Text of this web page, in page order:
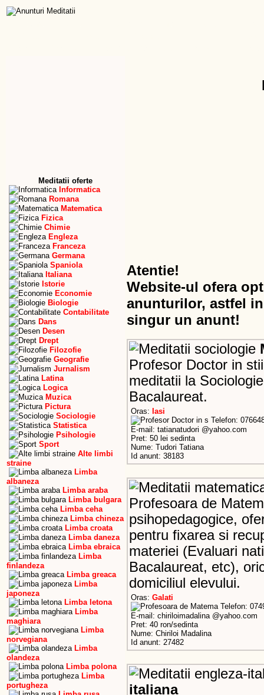
Meditatii oferte
Informatica
Romana
Matematica
Fizica
Chimie
Engleza
Franceza
Germana
Spaniola
Italiana
Istorie
Economie
Biologie
Contabilitate
Dans
Desen
Drept
Filozofie
Geografie
Jurnalism
Latina
Logica
Muzica
Pictura
Sociologie
Statistica
Psihologie
Sport
Alte limbi
straine
Limba
albaneza
Limba araba
Limba bulgara
Limba ceha
Limba chineza
Limba croata
Limba daneza
Limba ebraica
Limba
finlandeza
Limba greaca
Limba
japoneza
Limba letona
Limba
maghiara
Limba
norvegiana
Limba
olandeza
Limba polona
Limba
portugheza
Atentie!
Website-ul ofera
anunturilor, astfel
singur un anunt!
Profesor Doctor in
meditatii la
Bacalaureat.
Oras: Iasi
Telefon:
E-mail: tatianatudori @yahoo.com
Pret: 50 lei sedinta
Nume: Tudori Tatiana
Id anunt: 38183
Profesoara de
psihopedagogice,
pentru fixarea si
materiei (Evaluari
Bacalaureat, etc),
domiciliul elevului.
Oras: Galati
Telefon:
E-mail: chiriloimadalina @yahoo.com
Pret: 40 ron/sedinta
Nume: Chiriloi Madalina
Id anunt: 27482
italiana